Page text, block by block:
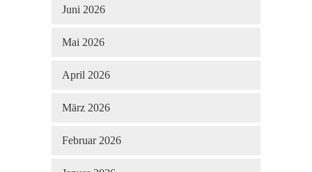
Juni 2026
Mai 2026
April 2026
März 2026
Februar 2026